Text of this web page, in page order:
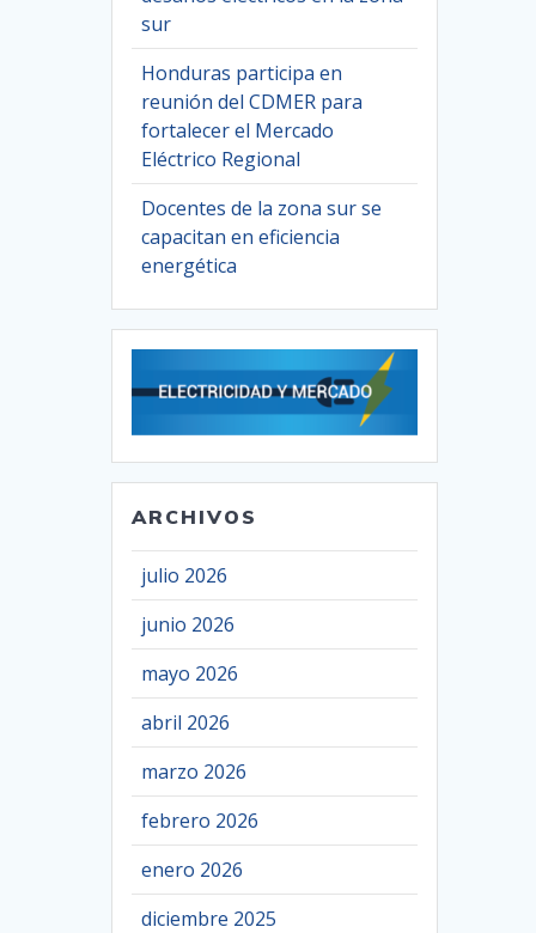
sur
Honduras participa en
reunión del CDMER para
fortalecer el Mercado
Eléctrico Regional
Docentes de la zona sur se
capacitan en eficiencia
energética
ARCHIVOS
julio 2026
junio 2026
mayo 2026
abril 2026
marzo 2026
febrero 2026
enero 2026
diciembre 2025